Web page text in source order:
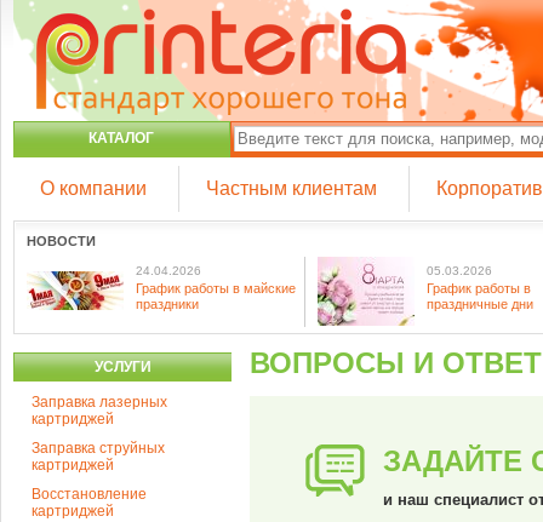
КАТАЛОГ
О компании Частным клиентам
НОВОСТИ
24.04.2026
График работы в майские
праздники
05.03.2026
График работы в
праздничные дни
УСЛУГИ
Заправка лазерных
картриджей
Заправка струйных
картриджей
Восстановление
картриджей
ВОПРОСЫ И
ЗАДАЙТЕ
и наш специалист